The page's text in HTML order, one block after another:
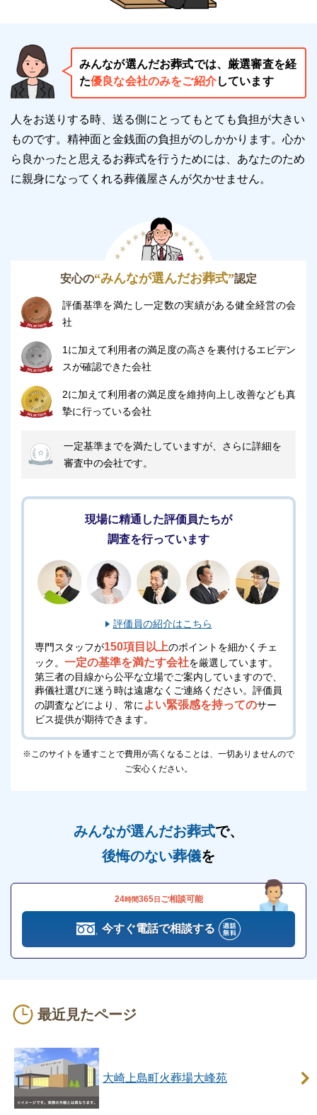
みんなが選んだお葬式では、厳選審査を経
た優良な会社のみをご紹介しています
人をお送りする時、送る側にとってもとても負担が大きい
ものです。精神面と金銭面の負担がのしかかります。 心か
ら良かったと思えるお葬式を行うためには、あなたのため
に親身になってくれる葬儀屋さんが欠かせません。
安心の“みんなが選んだお葬式”認定
評価基準を満たし一定数の実績がある健全経営の会
社
1に加えて利用者の満足度の高さを裏付けるエビデン
スが確認できた会社
2に加えて利用者の満足度を維持向上し改善なども真
摯に行っている会社
一定基準までを満たしていますが、さらに詳細を
審査中の会社です。
現場に精通した評価員たちが
調査を行っています
評価員の紹介はこちら
専門スタッフが150項目以上のポイントを細かくチェ
ック。 一定の基準を満たす会社を厳選しています。
第三者の目線から公平な立場でご案内していますので、
葬儀社選びに迷う時は遠慮なくご連絡ください。 評価員
の調査などにより、常に よい緊張感を持ってのサー
ビス提供が期待できます。
※このサイトを通すことで費用が高くなることは、一切ありませんので
ご安心ください。
みんなが選んだお葬式で、
後悔のない葬儀を
24時間365日 ご相談可能
今すぐ電話で相談する
最近見たページ
大崎上島町火葬場大峰苑